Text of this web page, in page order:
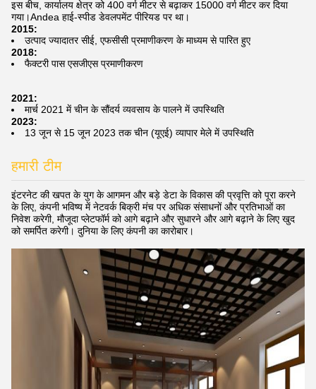
इस बीच, कार्यालय क्षेत्र को 400 वर्ग मीटर से बढ़ाकर 15000 वर्ग मीटर कर दिया
गया।Andea हाई-स्पीड डेवलपमेंट पीरियड पर था।
2015:
उत्पाद ज्यादातर सीई, एफसीसी प्रमाणीकरण के माध्यम से पारित हुए
2018:
फैक्टरी पास एसजीएस प्रमाणीकरण
2021:
मार्च 2021 में चीन के सौंदर्य व्यवसाय के पालने में उपस्थिति
2023:
13 जून से 15 जून 2023 तक चीन (यूएई) व्यापार मेले में उपस्थिति
हमारी टीम
इंटरनेट की खपत के युग के आगमन और बड़े डेटा के विकास की प्रवृत्ति को पूरा करने
के लिए, कंपनी भविष्य में नेटवर्क बिक्री मंच पर अधिक संसाधनों और प्रतिभाओं का
निवेश करेगी, मौजूदा प्लेटफॉर्म को आगे बढ़ाने और सुधारने और आगे बढ़ाने के लिए खुद
को समर्पित करेगी। दुनिया के लिए कंपनी का कारोबार।